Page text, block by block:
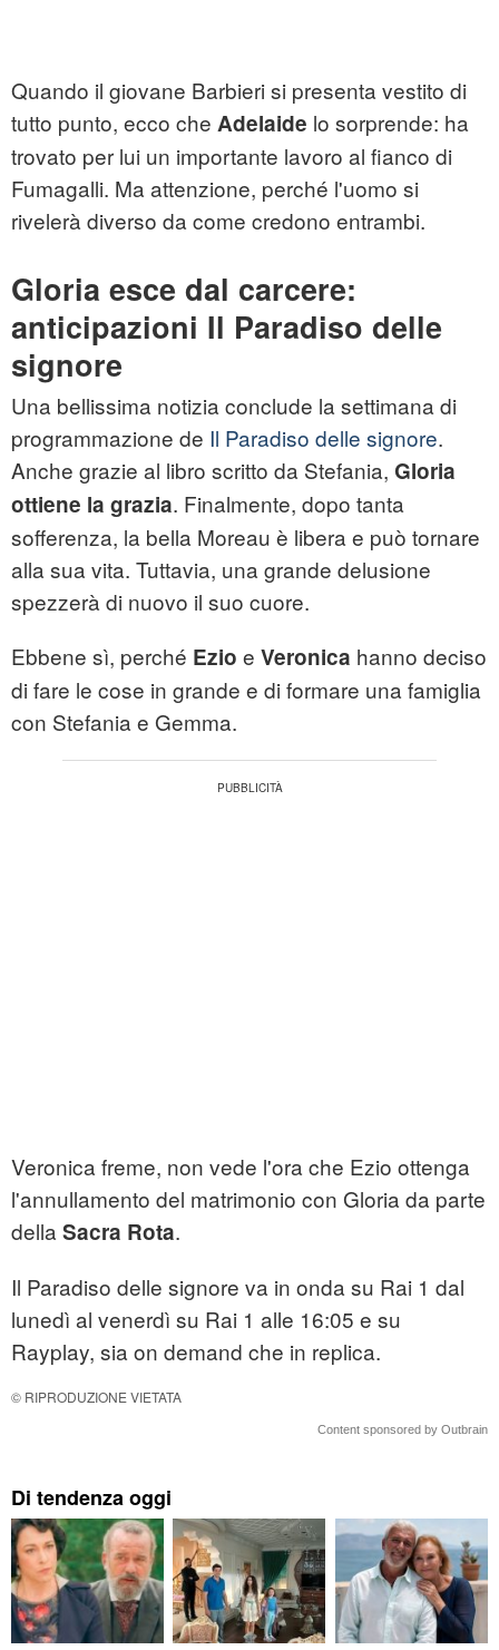
Quando il giovane Barbieri si presenta vestito di
tutto punto, ecco che Adelaide lo sorprende: ha
trovato per lui un importante lavoro al fianco di
Fumagalli. Ma attenzione, perché l'uomo si
rivelerà diverso da come credono entrambi.
Gloria esce dal carcere:
anticipazioni Il Paradiso delle
signore
Una bellissima notizia conclude la settimana di
programmazione de Il Paradiso delle signore.
Anche grazie al libro scritto da Stefania, Gloria
ottiene la grazia. Finalmente, dopo tanta
sofferenza, la bella Moreau è libera e può tornare
alla sua vita. Tuttavia, una grande delusione
spezzerà di nuovo il suo cuore.
Ebbene sì, perché Ezio e Veronica hanno deciso
di fare le cose in grande e di formare una famiglia
con Stefania e Gemma.
Veronica freme, non vede l'ora che Ezio ottenga
l'annullamento del matrimonio con Gloria da parte
della Sacra Rota.
Il Paradiso delle signore va in onda su Rai 1 dal
lunedì al venerdì su Rai 1 alle 16:05 e su
Rayplay, sia on demand che in replica.
© RIPRODUZIONE VIETATA
Content sponsored by Outbrain
Di tendenza oggi